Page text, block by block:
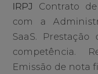
IRPJ Contrato
com a
SaaS.
competência.
Emissão de nota